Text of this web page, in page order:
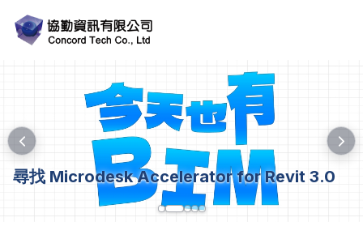
尋找 Microdesk Accelerator for Revit 3.0